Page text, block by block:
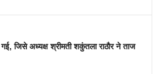
जिसे अध्यक्ष श्रीमती शकुंतला राठौर ने ताज